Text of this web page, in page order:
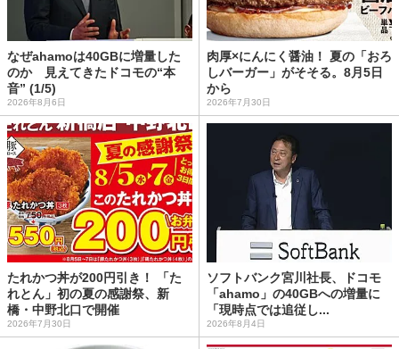
なぜahamoは40GBに増量した
のか 見えてきたドコモの“本
音” (1/5)
2026年8月6日
肉厚×にんにく醤油！ 夏の「おろ
しバーガー」がそそる。8月5日
から
2026年7月30日
たれかつ丼が200円引き！ 「た
れとん」初の夏の感謝祭、新
橋・中野北口で開催
2026年7月30日
ソフトバンク宮川社長、ドコモ
「ahamo」の40GBへの増量に
「現時点では追従し...
2026年8月4日